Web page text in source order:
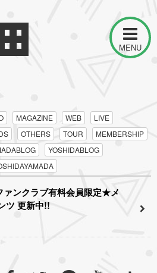
MENU
MAGAZINE WEB
LIVE
OTHERS TOUR
MEMBERSHIP
YOSHIDABLOG
ンクラブ有料会員限定★メ
ツ 更新中!!